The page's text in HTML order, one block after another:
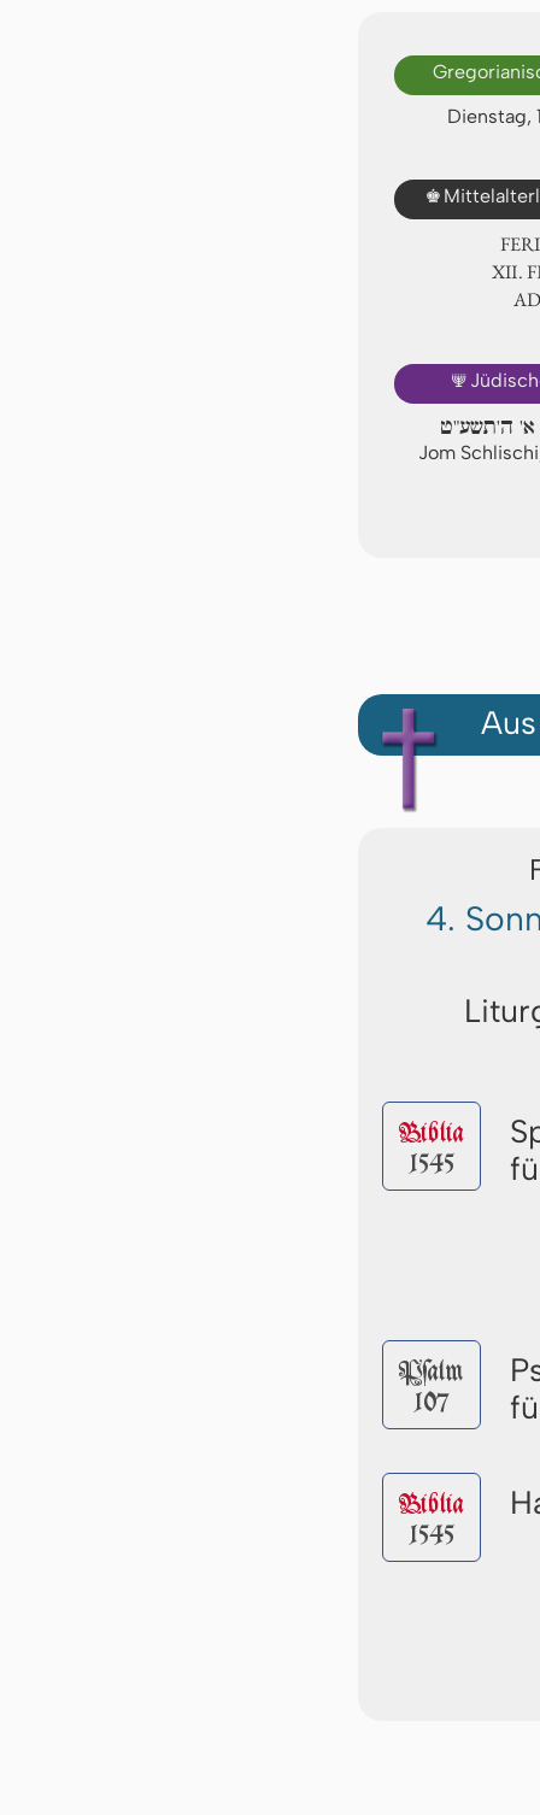
Dienstag,
♚
Ⅻ.
🕎
א' ה'תשע"ט
Jom
4.
Biblia
1545
Pſalm
107
Biblia
1545